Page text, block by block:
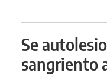
Se
sangriento